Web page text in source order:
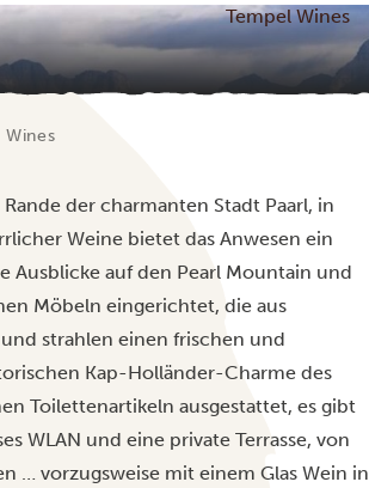
Tempel Wines
der charmanten Stadt Paarl, in
Weine bietet das Anwesen ein
Ausblicke auf den Pearl Mountain und
Möbeln eingerichtet, die aus
strahlen einen frischen und
Kap-Holländer-Charme des
Toilettenartikeln ausgestattet, es gibt
WLAN und eine private Terrasse, von
… vorzugsweise mit einem Glas Wein in